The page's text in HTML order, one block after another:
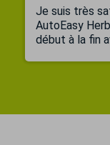
Je suis très
AutoEasy
début à la fin